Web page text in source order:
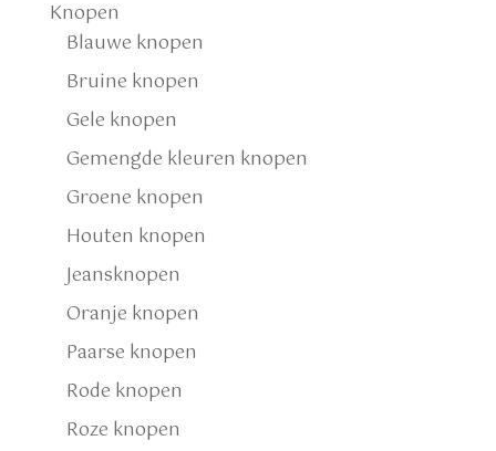
Knopen
Blauwe knopen
Bruine knopen
Gele knopen
Gemengde kleuren knopen
Groene knopen
Houten knopen
Jeansknopen
Oranje knopen
Paarse knopen
Rode knopen
Roze knopen